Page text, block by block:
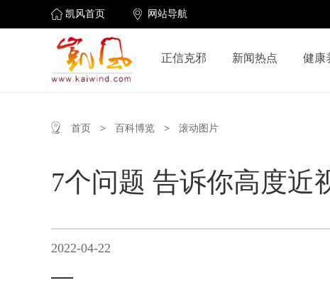
凯风首页 网站导航
正信克邪 新闻热点 健康
首页 > 百科博览 > 滚动图片
7个问题 告诉你高度近
2022-04-22